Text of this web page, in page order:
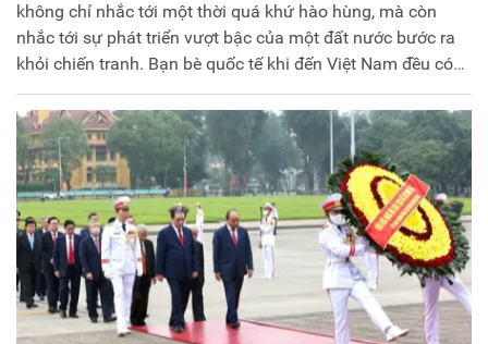
không chỉ nhắc tới một thời quá khứ hào hùng, mà còn
nhắc tới sự phát triển vượt bậc của một đất nước bước ra
khỏi chiến tranh. Bạn bè quốc tế khi đến Việt Nam đều có
chung cảm nhận, đất nước có lịch sử hào hùng đang thay
đổi từng ngày, vững bước và tự tin thực hiện khát vọng
giàu mạnh, văn minh.